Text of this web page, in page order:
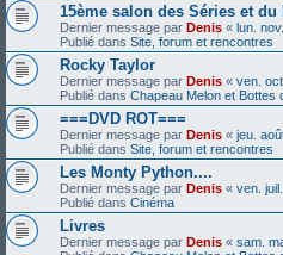
15ème salon des Séries et du
Dernier message par Denis « lun.
Publié dans Site, forum et rencontres
Rocky Taylor
Dernier message par Denis « ven.
Publié dans Chapeau Melon et Bottes
===DVD ROT===
Dernier message par Denis « jeu.
Publié dans Site, forum et rencontres
Les Monty Python....
Dernier message par Denis « ven.
Publié dans Cinéma
Livres
Dernier message par Denis « sam.